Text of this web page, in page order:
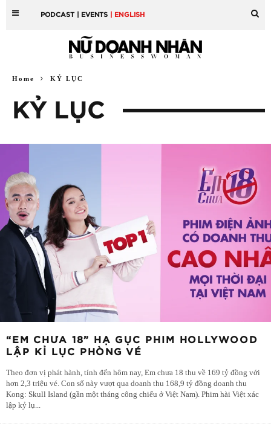
PODCAST | EVENTS | ENGLISH
Home KỶ LỤC
KỶ LỤC
“EM CHƯA 18” HẠ GỤC PHIM HOLLYWOOD
LẬP KỈ LỤC PHÒNG VÉ
Theo đơn vị phát hành, tính đến hôm nay, Em chưa 18 thu về 169 tỷ đồng với
hơn 2,3 triệu vé. Con số này vượt qua doanh thu 168,9 tỷ đồng doanh thu
Kong: Skull Island (gần một tháng công chiếu ở Việt Nam). Phim hài Việt xác
lập kỷ lụ...